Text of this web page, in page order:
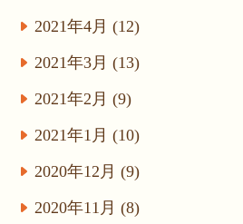
2021年4月 (12)
2021年3月 (13)
2021年2月 (9)
2021年1月 (10)
2020年12月 (9)
2020年11月 (8)